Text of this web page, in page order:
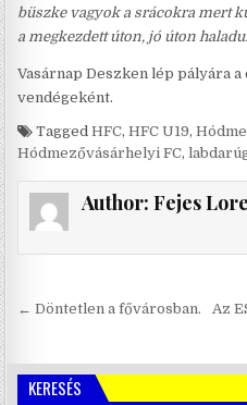
büszke vagyok a srácokra mert
a megkezdett úton, jó úton
Vasárnap Deszken lép pályára a
vendégeként.
TaggedHFC,HFC U19,
Hódmezővásárhelyi FC,
Author: Fejes
Bejegyzés
← Döntetlen a fővárosban. Az
KERESÉS